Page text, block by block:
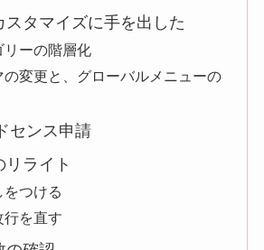
スタマイズに手を出した
リーの階層化
の変更と、グローバルメニューの
センス申請
リライト
をつける
行を直す